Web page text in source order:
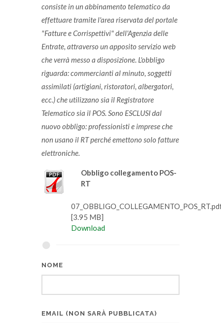
consiste in un abbinamento telematico da
effettuare tramite l'area riservata del portale
"Fatture e Corrispettivi" dell'Agenzia delle
Entrate, attraverso un apposito servizio web
che verrà messo a disposizione. L'obbligo
riguarda: commercianti al minuto, soggetti
assimilati (artigiani, ristoratori, albergatori,
ecc.) che utilizzano sia il Registratore
Telematico sia il POS. Sono ESCLUSI dal
nuovo obbligo: professionisti e imprese che
non usano il RT perché emettono solo fatture
elettroniche.
Obbligo collegamento POS-
RT
[3.95 MB]
Download
NOME
EMAIL (NON SARÀ PUBBLICATA)